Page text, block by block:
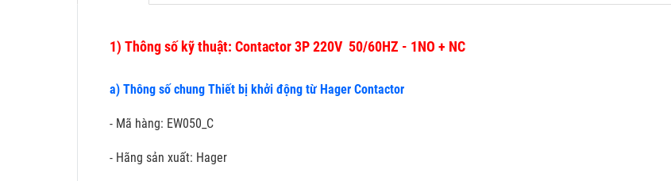
1) Thông số kỹ thuật: Contactor 3P 220V 50/60HZ - 1NO + NC
a) Thông số chung Thiết bị khởi động từ Hager Contactor
- Mã hàng: EW050_C
- Hãng sản xuất: Hager